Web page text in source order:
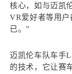
核心，如与迈凯
VR爱好者等用户
已。”
迈凯伦车队车手
的技术，它让赛